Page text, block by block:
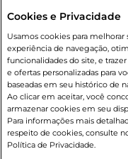
Rio de Janeiro (RJ)
Caso queira comprar
suas compras:
Entrega em casa
prévio. O valor mínimo
80,00.
© 2026
Cookies e Privacidade
Usamos cookies para melhorar
experiência de navegação,
funcionalidades do site, e
e ofertas personalizadas para
baseadas em seu histórico de
Ao clicar em aceitar, você
armazenar cookies em seu
Para informações mais
respeito de cookies, consulte
Política de Privacidade.